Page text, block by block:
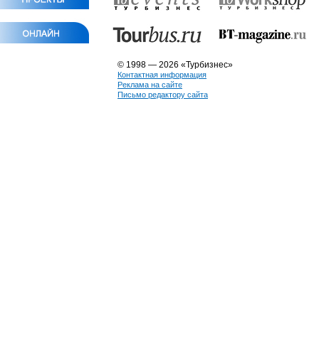
© 1998 — 2026 «Турбизнес»
Контактная информация
Реклама на сайте
Письмо редактору сайта